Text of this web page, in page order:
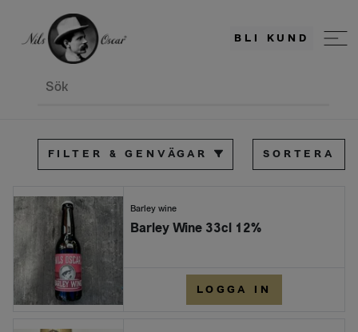
BLI KUND
Sök
FILTER & GENVÄGAR SORTERA
Barley wine
Barley Wine 33cl 12%
LOGGA IN